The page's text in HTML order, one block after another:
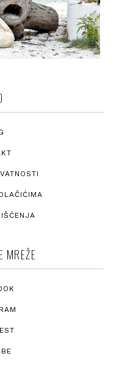
MREŽE